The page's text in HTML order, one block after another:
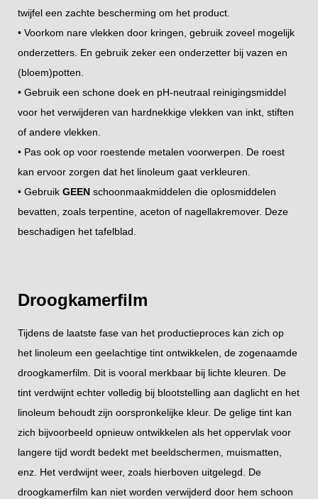
twijfel een zachte bescherming om het product.
• Voorkom nare vlekken door kringen, gebruik zoveel mogelijk
onderzetters. En gebruik zeker een onderzetter bij vazen en
(bloem)potten.
• Gebruik een schone doek en pH-neutraal reinigingsmiddel
voor het verwijderen van hardnekkige vlekken van inkt, stiften
of andere vlekken.
• Pas ook op voor roestende metalen voorwerpen. De roest
kan ervoor zorgen dat het linoleum gaat verkleuren.
• Gebruik GEEN schoonmaakmiddelen die oplosmiddelen
bevatten, zoals terpentine, aceton of nagellakremover. Deze
beschadigen het tafelblad.
Droogkamerfilm
Tijdens de laatste fase van het productieproces kan zich op
het linoleum een geelachtige tint ontwikkelen, de zogenaamde
droogkamerfilm. Dit is vooral merkbaar bij lichte kleuren. De
tint verdwijnt echter volledig bij blootstelling aan daglicht en het
linoleum behoudt zijn oorspronkelijke kleur. De gelige tint kan
zich bijvoorbeeld opnieuw ontwikkelen als het oppervlak voor
langere tijd wordt bedekt met beeldschermen, muismatten,
enz. Het verdwijnt weer, zoals hierboven uitgelegd. De
droogkamerfilm kan niet worden verwijderd door hem schoon